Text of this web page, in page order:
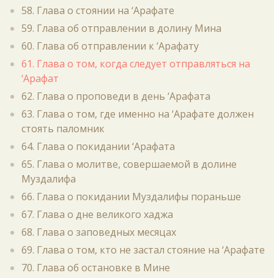
58. Глава о стоянии на ‘Арафате
59. Глава об отправлении в долину Мина
60. Глава об отправлении к ‘Арафату
61. Глава о том, когда следует отправляться на
‘Арафат
62. Глава о проповеди в день ‘Арафата
63. Глава о том, где именно на ‘Арафате должен
стоять паломник
64. Глава о покидании ‘Арафата
65. Глава о молитве, совершаемой в долине
Муздалифа
66. Глава о покидании Муздалифы пораньше
67. Глава о дне великого хаджа
68. Глава о заповедных месяцах
69. Глава о том, кто не застал стояние на ‘Арафате
70. Глава об остановке в Мине